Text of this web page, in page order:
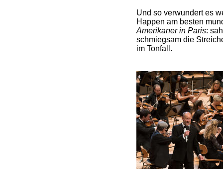
Und so verwundert es
Happen am besten
Amerikaner in Paris:
schmiegsam die
im Tonfall.